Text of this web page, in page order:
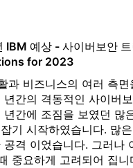
IBM 예상 - 사이버보안
for 2023
과 비즈니스의 여러 측
년간의 격동적인 사이버
년간에 조짐을 보였던 많
기 시작하였습니다. 많
공격 이었습니다. 그러나
중요하게 고려되어 집니